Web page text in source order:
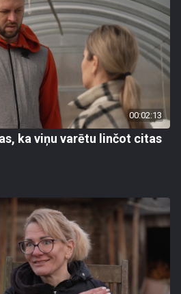
00:02:13
ka viņu varētu linčot citas